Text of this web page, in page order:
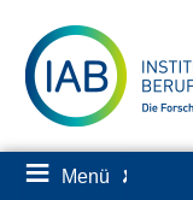
zum
Inhalt
≡ Menü ✘